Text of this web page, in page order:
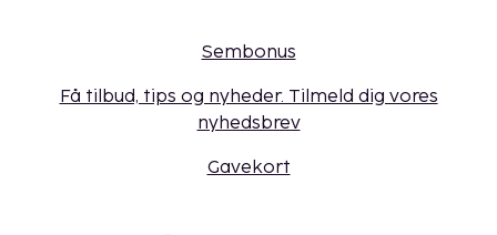
Sembonus
Få tilbud, tips og nyheder. Tilmeld dig vores
nyhedsbrev
Gavekort